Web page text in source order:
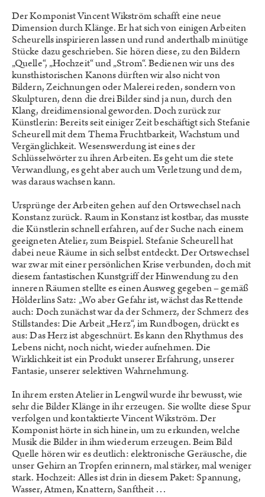
Der Komponist Vincent Wikström schafft eine neue
Dimension durch Klänge. Er hat sich von einigen Arbeiten
Scheurells inspirieren lassen und rund anderthalb minütige
Stücke dazu geschrieben. Sie hören diese, zu den Bildern
„Quelle“, „Hochzeit“ und „Strom“. Bedienen wir uns des
kunsthistorischen Kanons dürften wir also nicht von
Bildern, Zeichnungen oder Malerei reden, sondern von
Skulpturen, denn die drei Bilder sind ja nun, durch den
Klang, dreidimensional geworden. Doch zurück zur
Künstlerin: Bereits seit einiger Zeit beschäftigt sich Stefanie
Scheurell mit dem Thema Fruchtbarkeit, Wachstum und
Vergänglichkeit. Wesenswerdung ist eines der
Schlüsselwörter zu ihren Arbeiten. Es geht um die stete
Verwandlung, es geht aber auch um Verletzung und dem,
was daraus wachsen kann.
Ursprünge der Arbeiten gehen auf den Ortswechsel nach
Konstanz zurück. Raum in Konstanz ist kostbar, das musste
die Künstlerin schnell erfahren, auf der Suche nach einem
geeigneten Atelier, zum Beispiel. Stefanie Scheurell hat
dabei neue Räume in sich selbst entdeckt. Der Ortswechsel
war zwar mit einer persönlichen Krise verbunden, doch mit
diesem fantastischen Kunstgriff der Hinwendung zu den
inneren Räumen stellte es einen Ausweg gegeben – gemäß
Hölderlins Satz: „Wo aber Gefahr ist, wächst das Rettende
auch: Doch zunächst war da der Schmerz, der Schmerz des
Stillstandes: Die Arbeit „Herz“, im Rundbogen, drückt es
aus: Das Herz ist abgeschnürt. Es kann den Rhythmus des
Lebens nicht, noch nicht, wieder aufnehmen. Die
Wirklichkeit ist ein Produkt unserer Erfahrung, unserer
Fantasie, unserer selektiven Wahrnehmung.
In ihrem ersten Atelier in Lengwil wurde ihr bewusst, wie
sehr die Bilder Klänge in ihr erzeugen. Sie wollte diese Spur
verfolgen und kontaktierte Vincent Wikström. Der
Komponist hörte in sich hinein, um zu erkunden, welche
Musik die Bilder in ihm wiederum erzeugen. Beim Bild
Quelle hören wir es deutlich: elektronische Geräusche, die
unser Gehirn an Tropfen erinnern, mal stärker, mal weniger
stark. Hochzeit: Alles ist drin in diesem Paket: Spannung,
Wasser, Atmen, Knattern, Sanftheit …